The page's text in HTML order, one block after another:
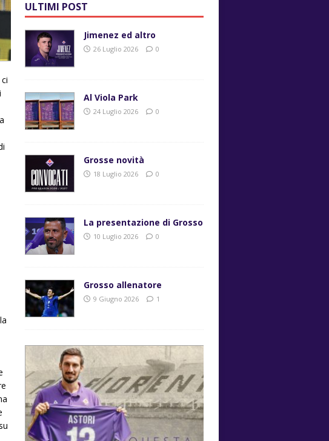
ULTIMI POST
Jimenez ed altro
26 Luglio 2026 0
Al Viola Park
24 Luglio 2026 0
Grosse novità
18 Luglio 2026 0
La presentazione di Grosso
10 Luglio 2026 0
Grosso allenatore
9 Giugno 2026 1